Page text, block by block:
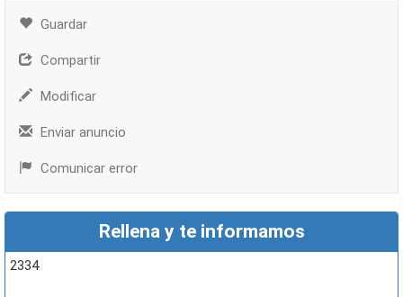
Guardar
Compartir
Modificar
Enviar anuncio
Comunicar error
Rellena y te informamos
2334